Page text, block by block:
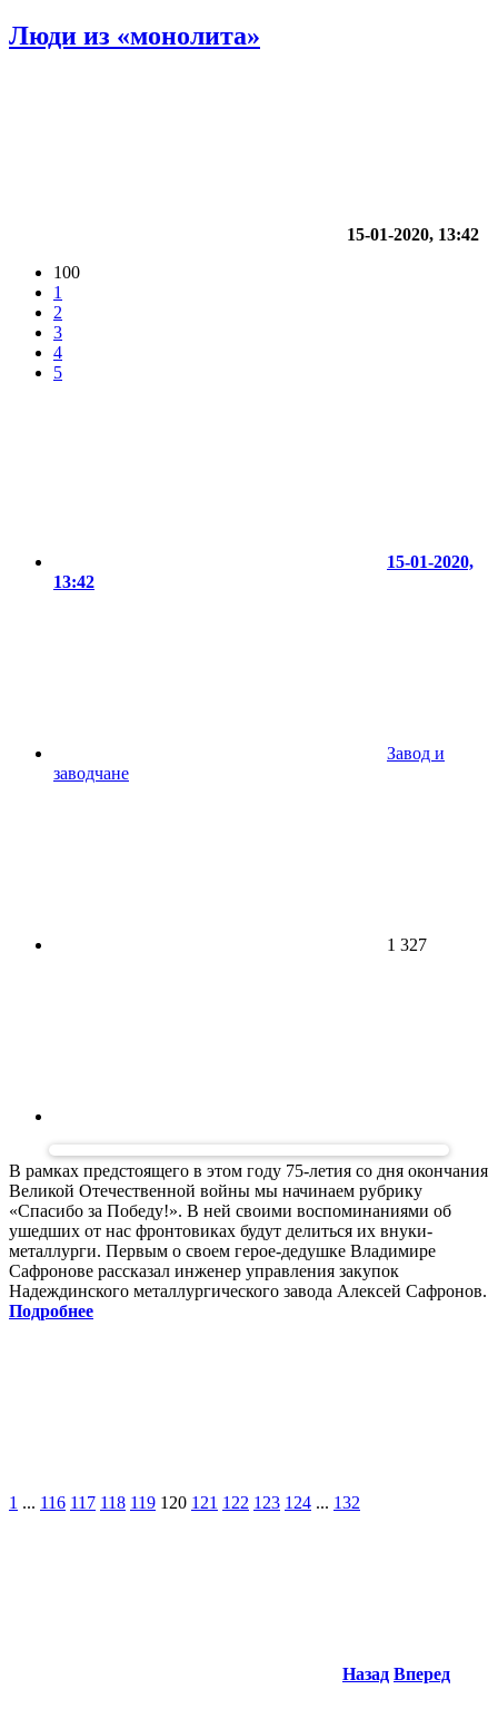
Люди из «монолита»
15-01-2020, 13:42
100
1
2
3
4
5
15-01-2020,
13:42
Завод и
заводчане
1 327
В рамках предстоящего в этом году 75-летия со дня окончания
Великой Отечественной войны мы начинаем рубрику
«Спасибо за Победу!». В ней своими воспоминаниями об
ушедших от нас фронтовиках будут делиться их внуки-
металлурги. Первым о своем герое-дедушке Владимире
Сафронове рассказал инженер управления закупок
Надеждинского металлургического завода Алексей Сафронов.
Подробнее
1 ... 116 117 118 119 120 121 122 123 124 ... 132
Назад Вперед